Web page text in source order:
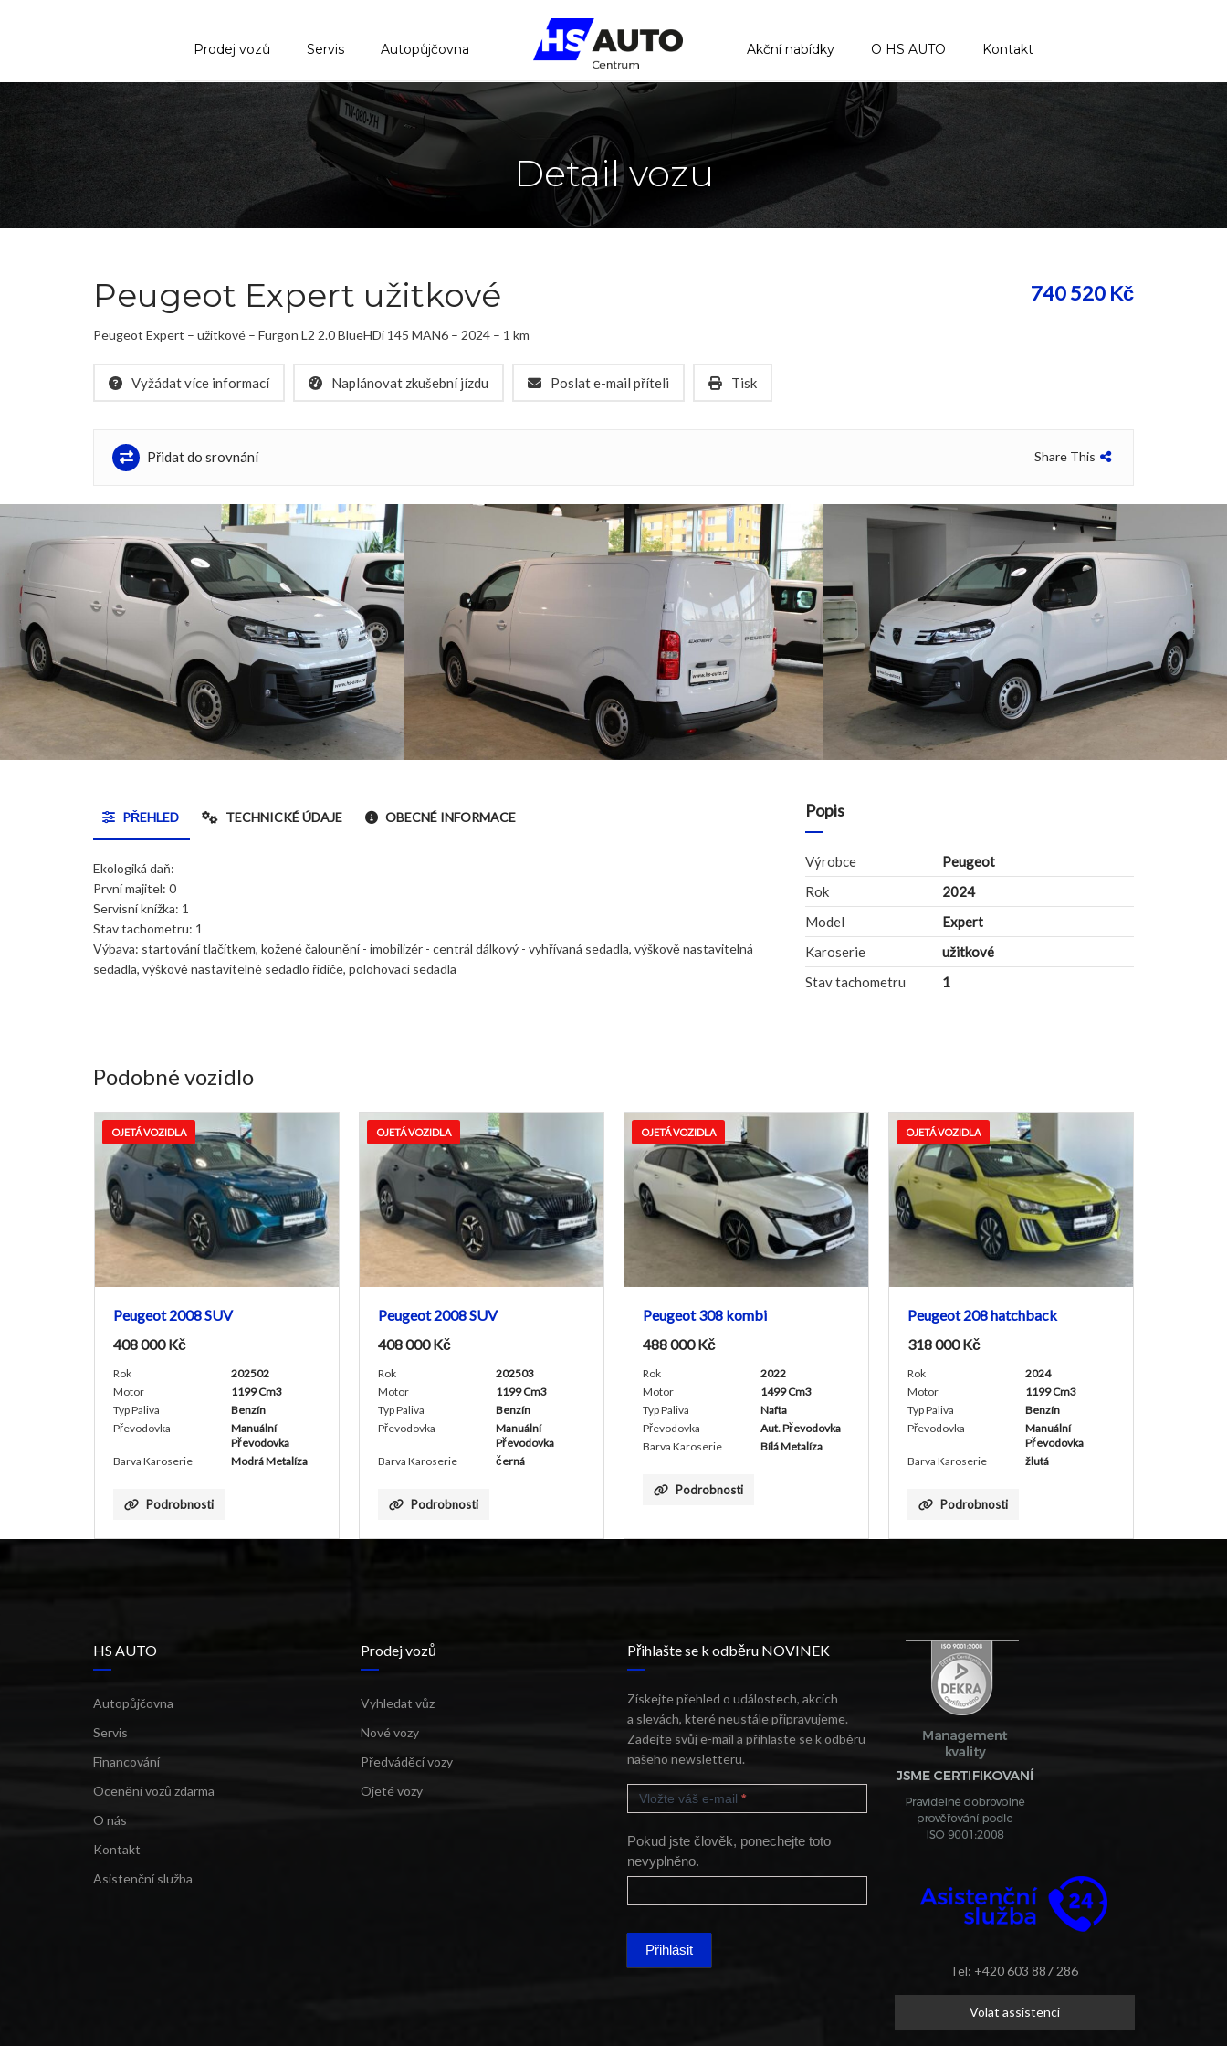
Prodej vozů Servis Autopůjčovna Akční nabídky O HS AUTO Kontakt
Detail vozu
Peugeot Expert užitkové
Peugeot Expert – užitkové – Furgon L2 2.0 BlueHDi 145 MAN6 – 2024 – 1 km
740 520 Kč
Vyžádat více informací Naplánovat zkušební jízdu Poslat e-mail příteli Tisk
Přidat do srovnání Share This
PŘEHLED TECHNICKÉ ÚDAJE OBECNÉ INFORMACE
Ekologiká daň:
První majitel: 0
Servisní knížka: 1
Stav tachometru: 1
Výbava: startování tlačítkem, kožené čalounění - imobilizér - centrál dálkový - vyhřívaná sedadla, výškově nastavitelná
sedadla, výškově nastavitelné sedadlo řidiče, polohovací sedadla
Popis
Výrobce
Peugeot
Rok
2024
Model
Expert
Karoserie
užitkové
Stav tachometru
1
Podobné vozidlo
202502
1199 Cm3
Manuální
Modrá Metalíza
OJETÁ VOZIDLA
Peugeot 2008 SUV
Rok
202503
Motor
1199 Cm3
Typ Paliva
Převodovka
Manuální
Barva Karoserie
OJETÁ VOZIDLA
Peugeot 308 kombi
Rok
Motor
1499 Cm3
Typ Paliva
Převodovka
Aut. Převodovka
Barva Karoserie
Bílá Metalíza
Peugeot 208 hatchback
Rok
Motor
1199 Cm3
Typ Paliva
Převodovka
Manuální
NOVÁ VOZIDLA
Peugeot 408 SUV
Rok
Motor
Typ Paliva
Převodovka
Barva Karoserie
HS AUTO
Autopůjčovna
Servis
Financování
Ocenění vozů zdarma
O nás
Kontakt
Asistenční služba
Prodej vozů
Vyhledat vůz
Nové vozy
Předváděcí vozy
Ojeté vozy
Přihlašte se k odběru NOVINEK
Získejte přehled o událostech, akcích
a slevách, které neustále připravujeme.
Zadejte svůj e-mail a přihlaste se k odběru
našeho newsletteru.
FOOTER
Vložte váš e-mail *
Pokud jste člověk, ponechejte toto
nevyplněno.
Přihlásit
Tel: +420 603 887 286
Volat assistenci